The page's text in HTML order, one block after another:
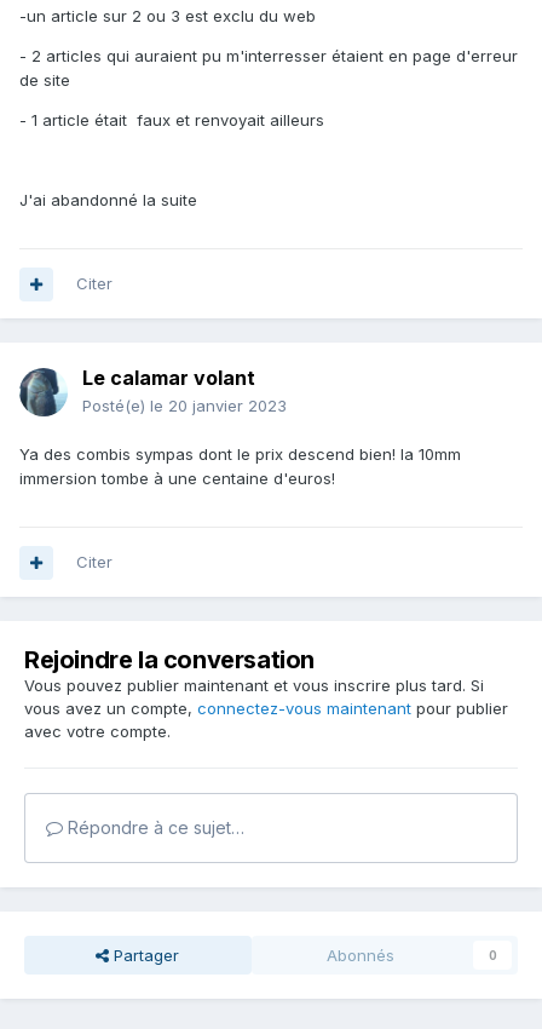
-un article sur 2 ou 3 est exclu du web
- 2 articles qui auraient pu m'interresser étaient en page d'erreur
de site
- 1 article était faux et renvoyait ailleurs
J'ai abandonné la suite
Citer
Le calamar volant
Posté(e) le 20 janvier 2023
Ya des combis sympas dont le prix descend bien! la 10mm
immersion tombe à une centaine d'euros!
Citer
Rejoindre la conversation
Vous pouvez publier maintenant et vous inscrire plus tard. Si
vous avez un compte, connectez-vous maintenant pour publier
avec votre compte.
Répondre à ce sujet…
Partager Abonnés 0